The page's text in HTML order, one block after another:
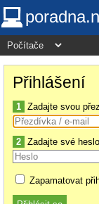
Přihlášení
1 Zadajte svou
2 Zadajte své
Zapamatovat